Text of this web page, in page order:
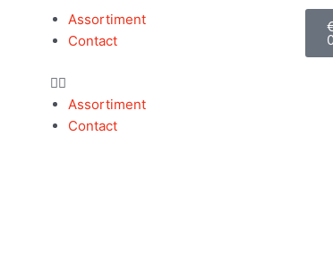
Assortiment
Contact
Assortiment
Contact